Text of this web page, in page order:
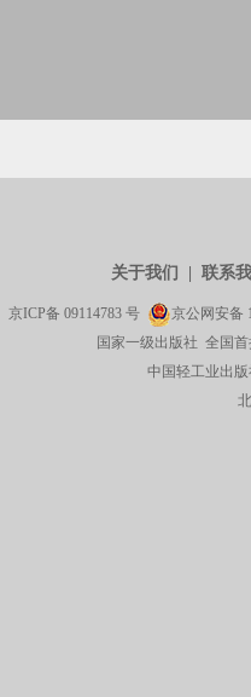
关于我们 联系
京ICP备 09114783 号 京公网安备
国家一级出版社 全国
中国轻工业出版